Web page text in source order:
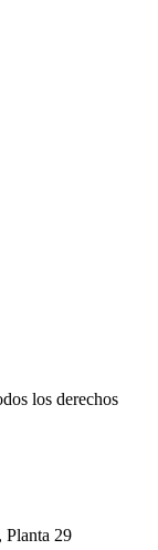
los derechos
Planta 29